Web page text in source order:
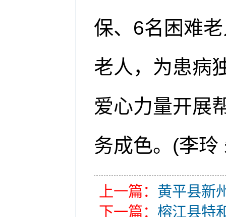
保、6名困难
老人，为患病
爱心力量开展
务成色。(李玲
上一篇： 黄平县新
下一篇： 榕江县特